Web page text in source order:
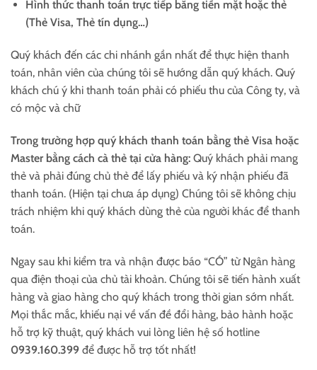
Hình thức thanh toán trực tiếp bằng tiền mặt hoặc thẻ
(Thẻ Visa, Thẻ tín dụng…)
Quý khách đến các chi nhánh gần nhất để thực hiện thanh
toán, nhân viên của chúng tôi sẽ hướng dẫn quý khách. Quý
khách chú ý khi thanh toán phải có phiếu thu của Công ty, và
có mộc và chữ
Trong trường hợp quý khách thanh toán bằng thẻ Visa hoặc
Master bằng cách cà thẻ tại cửa hàng: Quý khách phải mang
thẻ và phải đúng chủ thẻ để lấy phiếu và ký nhận phiếu đã
thanh toán. (Hiện tại chưa áp dụng) Chúng tôi sẽ không chịu
trách nhiệm khi quý khách dùng thẻ của người khác để thanh
toán.
Ngay sau khi kiểm tra và nhận được báo “CÓ” từ Ngân hàng
qua điện thoại của chủ tài khoản. Chúng tôi sẽ tiến hành xuất
hàng và giao hàng cho quý khách trong thời gian sớm nhất.
Mọi thắc mắc, khiếu nại về vấn đề đổi hàng, bảo hành hoặc
hỗ trợ kỹ thuật, quý khách vui lòng liên hệ số hotline
0939.160.399 để được hỗ trợ tốt nhất!